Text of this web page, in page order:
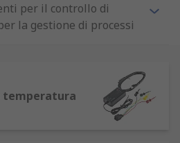
per il controllo di
la gestione di processi
offriamo nel nostro
una parte essenziale
garantisca il controllo
temperatura